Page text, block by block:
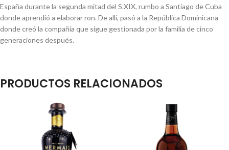
España durante la segunda mitad del S.XIX, rumbo a Santiago de Cuba
donde aprendió a elaborar ron. De allí, pasó a la República Dominicana
donde creó la compañía que sigue gestionada por la familia de cinco
generaciones después.
PRODUCTOS RELACIONADOS